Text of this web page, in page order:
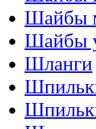
Шайбы
Шайбы
Шланги